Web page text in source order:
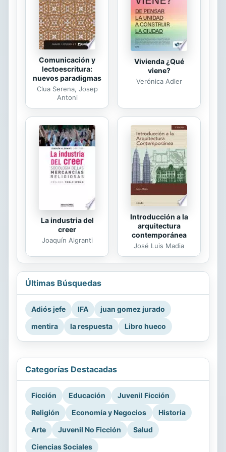
Unas notas sobre la propiedad
intelectual Enric Faura...
Comunicación y
lectoescritura:
nuevos paradigmas
Clua Serena, Josep
Antoni
Vivienda ¿Qué
viene?
Verónica Adler
La industria del
creer
Joaquín Algranti
Introducción a la
arquitectura
contemporánea
José Luis Madia
Últimas Búsquedas
Adiós jefe IFA
juan gomez jurado
mentira
la respuesta Libro hueco
Categorías Destacadas
Ficción Educación
Juvenil Ficción
Religión
Economía y Negocios
Historia
Arte
Juvenil No Ficción
Salud
Ciencias Sociales